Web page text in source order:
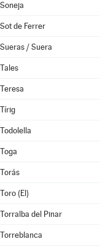
Soneja
Sot de Ferrer
Sueras / Suera
Tales
Teresa
Tírig
Todolella
Toga
Torás
Toro (El)
Torralba del Pinar
Torreblanca